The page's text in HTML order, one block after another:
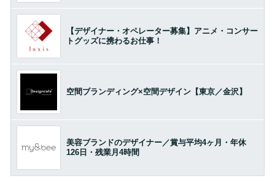
【デザイナー・オペレーター募集】アニメ・コンサー
トグッズに携わるお仕事！
空間ブランディング×空間デザイン【東京／金沢】
美容ブランドのデザイナー／賞与平均4ヶ月・年休
126日・残業月4時間